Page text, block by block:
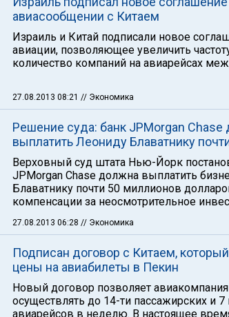
авиасообщении с Китаем
Израиль и Китай подписали новое
авиации, позволяющее увеличить
количество компаний на авиарейсах
27.08.2013 08:21 // Экономика
Решение суда: банк JPMorgan Chase
выплатить Леониду Блаватнику
Верховный суд штата Нью-Йорк
JPMorgan Chase должна выплатить
Блаватнику почти 50 миллионов
компенсации за неосмотрительное
27.08.2013 06:28 // Экономика
Подписан договор с Китаем,
цены на авиабилеты в Пекин
Новый договор позволяет
осуществлять до 14-ти пассажирских и 7
авиарейсов в неделю. В настоящее